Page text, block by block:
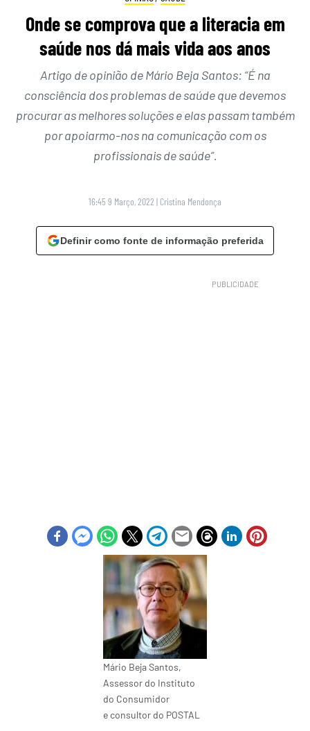
Onde se comprova que a literacia em
saúde nos dá mais vida aos anos
Artigo de opinião de Mário Beja Santos: “É na
consciência dos problemas de saúde que devemos
procurar as melhores soluções e elas passam também
por apoiarmo-nos na comunicação com os
profissionais de saúde”.
16:45 9 Março, 2022 | Cristina Mendonça
Definir como fonte de informação preferida
Mário Beja Santos,
Assessor do Instituto
do Consumidor
e consultor do POSTAL